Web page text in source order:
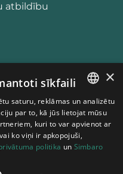
atbildību
LATVIAN
ESTONIAN
LITHUANIAN
×
sīkfaili
saturu, reklāmas un analizētu
par to, kā jūs lietojat mūsu
kuri to var apvienot ar
ko viņi ir apkopojuši,
politika un Simbaro